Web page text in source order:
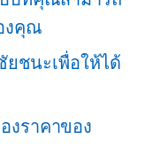
งคุณ
ยชนะเพื่อให้ได้
งราคาของ